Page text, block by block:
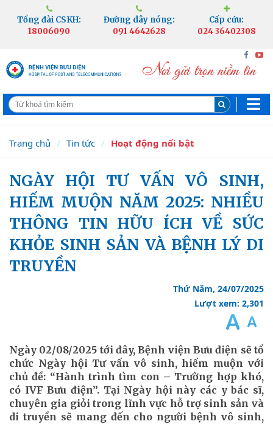
Tổng đài CSKH:
18006090
Đường dây nóng:
091 4642628
Cấp cứu:
024 36402308
Trang chủ Tin tức Hoạt động nổi bật
NGÀY HỘI TƯ VẤN VÔ SINH,
HIẾM MUỘN NĂM 2025: NHIỀU
THÔNG TIN HỮU ÍCH VỀ SỨC
KHỎE SINH SẢN VÀ BỆNH LÝ DI
TRUYỀN
Thứ Năm, 24/07/2025
Lượt xem: 2,301
Ngày 02/08/2025 tới đây, Bệnh viện Bưu điện sẽ tổ
chức Ngày hội Tư vấn vô sinh, hiếm muộn với
chủ đề: “Hành trình tìm con – Trường hợp khó,
có IVF Bưu điện”. Tại Ngày hội này các y bác sĩ,
chuyên gia giỏi trong lĩnh vực hỗ trợ sinh sản và
di truyền sẽ mang đến cho người bệnh vô sinh,